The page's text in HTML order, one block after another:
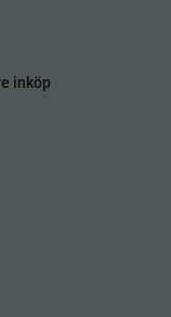
inköp